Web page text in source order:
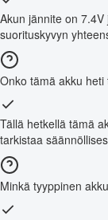
Akun jännite on
suorituskyvyn
Onko tämä akku heti
Tällä hetkellä tämä
tarkistaa
Minkä tyyppinen